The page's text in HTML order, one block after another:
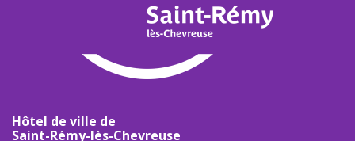
Hôtel de ville de
Saint-Rémy-lès-Chevreuse